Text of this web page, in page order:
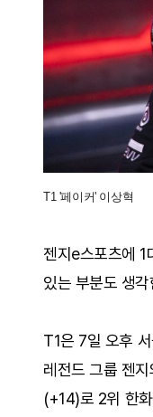
T1 '페이커' 이상혁
젠지e스포츠에
있는 부분도 생
T1은 7일 오후
레전드 그룹 젠
(+14)로 2위 한